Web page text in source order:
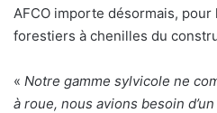
AFCO importe désormais,
forestiers à chenilles du
« Notre gamme sylvicole ne
à roue, nous avions besoin